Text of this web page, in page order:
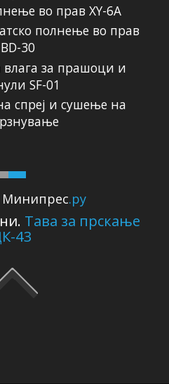
Минипрес.ру
Тава за прскање
43
во прав XY-6A
полнење во прав
BD-30
за прашоци и
SF-01
спреј и сушење на